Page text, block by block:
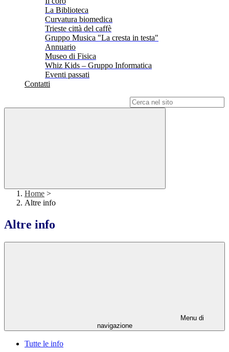
La Biblioteca
Curvatura biomedica
Trieste città del caffè
Gruppo Musica "La cresta in testa"
Annuario
Museo di Fisica
Whiz Kids – Gruppo Informatica
Eventi passati
Contatti
Home >
Altre info
Altre info
Menu di
navigazione
Tutte le info